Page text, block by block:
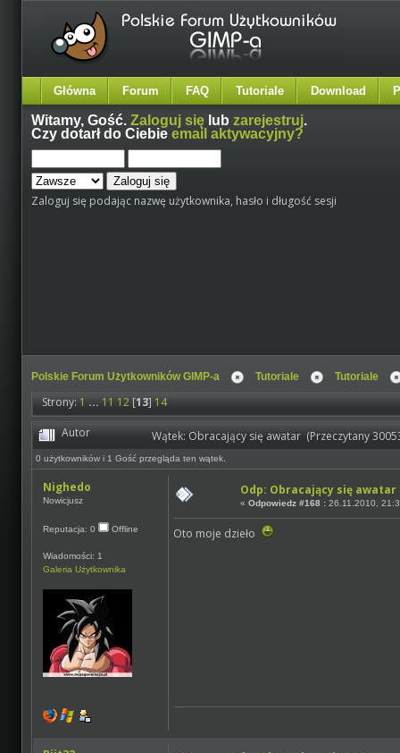
Główna Forum FAQ Tutoriale Download
Witamy, Gość. Zaloguj się lub zarejestruj.
Czy dotarł do Ciebie email aktywacyjny?
Zaloguj się podając nazwę użytkownika, hasło i długość sesji
Polskie Forum Użytkowników GIMP-a Tutoriale Tutoriale
Strony:1...1112[13]14
Autor
Wątek: Obracający się awatar (Przeczytany
0 użytkowników i 1 Gość przegląda ten wątek.
Nighedo
Nowicjusz
Reputacja: 0 Offline
Wiadomości: 1
Galeria Użytkownika
Odp: Obracający się awatar
«Odpowiedz #168 : 26.11.2010,
Oto moje dzieło